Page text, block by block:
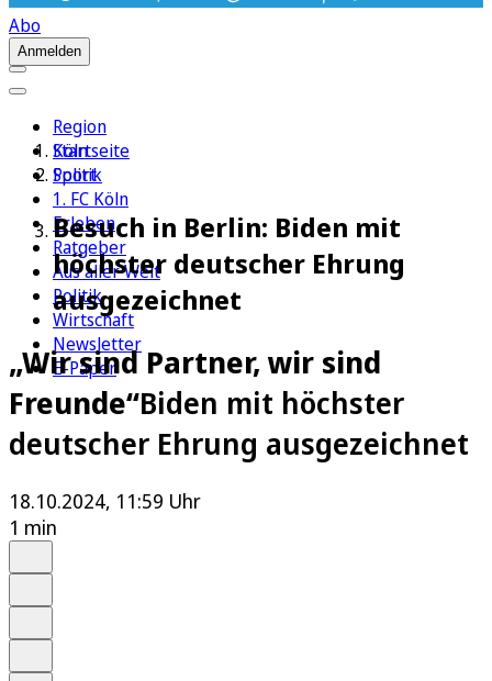
Abo
Anmelden
Region
Köln
Sport
1. FC Köln
Erleben
Ratgeber
Aus aller Welt
Politik
Wirtschaft
Newsletter
E-Paper
Startseite
Politik
Besuch in Berlin: Biden mit
höchster deutscher Ehrung
ausgezeichnet
„Wir sind Partner, wir sind
Freunde“Biden mit höchster
deutscher Ehrung ausgezeichnet
18.10.2024, 11:59 Uhr
1 min